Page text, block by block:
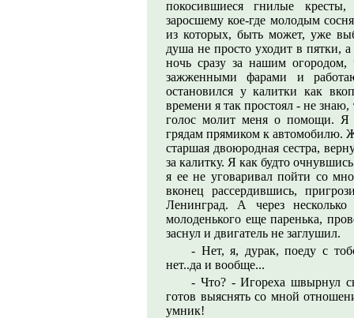
покосившиеся гнилые
заросшему кое-где молодым
из которых, быть может, уже
душа не просто уходит в пятки,
ночь сразу за нашим огородом,
зажженными фарами и
остановился у калитки как
времени я так простоял - не
голос молит меня о помощи. Я
грядам прямиком к автомобилю.
старшая двоюродная сестра,
за калитку. Я как будто
я ее не уговаривал пойти со
вконец рассердившись,
Ленинград. А через
молоденького еще паренька,
заснул и двигатель не заглушил.
- Нет, я, дурак, поеду с
нет..да и вообще...
- Что? - Игореха швырнул
готов выяснять со мной
умник!